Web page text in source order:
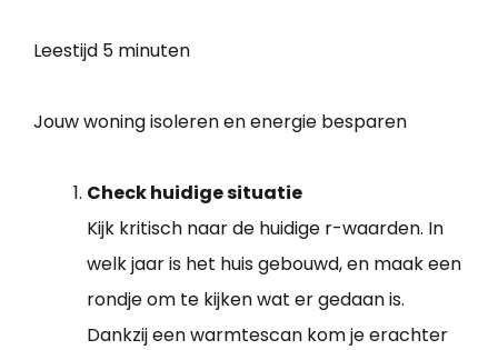
Leestijd 5 minuten
Jouw woning isoleren en energie besparen
Check huidige situatie
Kijk kritisch naar de huidige r-waarden. In
welk jaar is het huis gebouwd, en maak een
rondje om te kijken wat er gedaan is.
Dankzij een warmtescan kom je erachter